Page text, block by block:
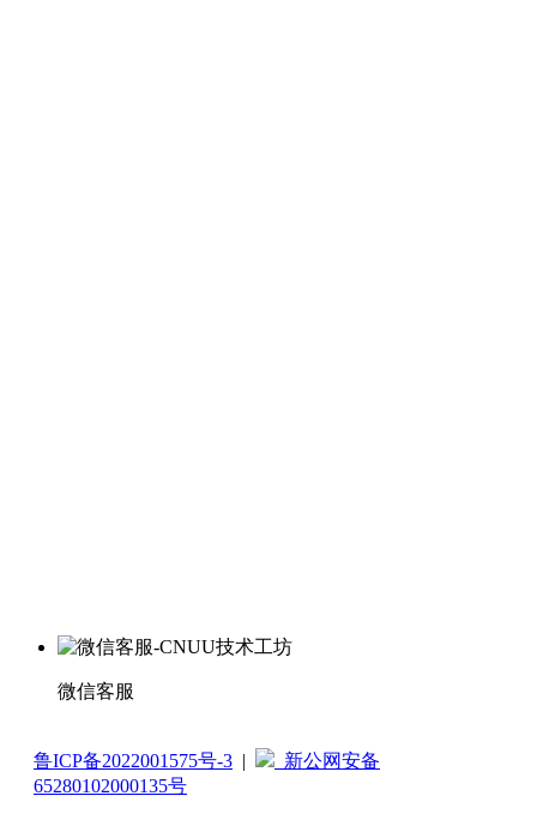
微信客服
鲁ICP备2022001575号-3 |
新公网安备
65280102000135号